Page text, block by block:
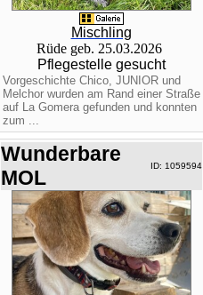
Mischling
Rüde geb. 25.03.2026
Pflegestelle gesucht
Vorgeschichte Chico, JUNIOR und
Melchor wurden am Rand einer Straße
auf La Gomera gefunden und konnten
zum ...
Wunderbare
MOL
ID: 1059594